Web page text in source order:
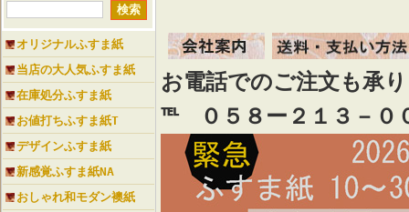
オリジナルふすま紙
当店の大人気ふすま紙
在庫処分ふすま紙
お値打ちふすま紙T
デザインふすま紙
新感覚ふすま紙NA
おしゃれ和モダン襖紙
お電話でのご注文も承
℡ ０５８ー２１３－０